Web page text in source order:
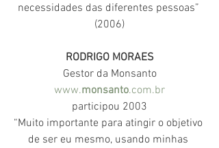
necessidades das diferentes pessoas”
(2006)
RODRIGO MORAES
Gestor da Monsanto
www.monsanto.com.br
participou 2003
“Muito importante para atingir o objetivo
de ser eu mesmo, usando minhas